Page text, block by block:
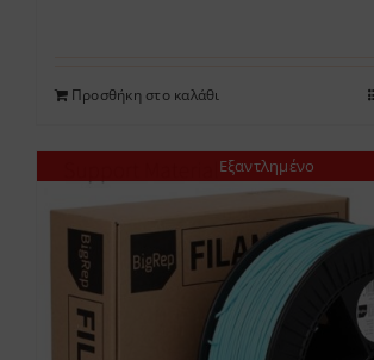
Προσθήκη στο καλάθι
Εξαντλημένο